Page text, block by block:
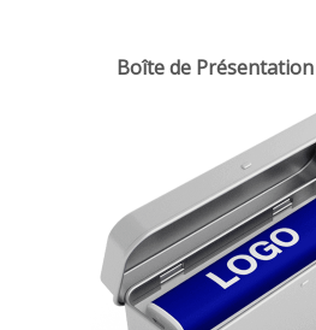
Boîte de